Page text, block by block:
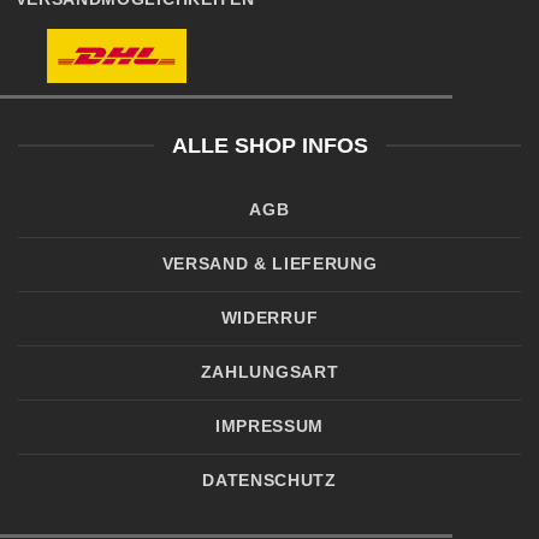
ALLE SHOP INFOS
AGB
VERSAND & LIEFERUNG
WIDERRUF
ZAHLUNGSART
IMPRESSUM
DATENSCHUTZ